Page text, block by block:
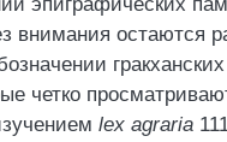
внимания остаются
четко
lex agraria